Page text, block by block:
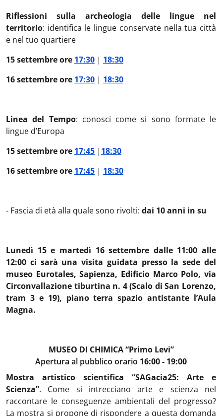
Riflessioni sulla archeologia delle lingue nel
territorio: identifica le lingue conservate nella tua città
e nel tuo quartiere
15 settembre ore 17:30 | 18:30
16 settembre ore 17:30 | 18:30
Linea del Tempo: conosci come si sono formate le
lingue d’Europa
15 settembre ore 17:45 | 18:30
16 settembre ore 17:45 | 18:30
- Fascia di età alla quale sono rivolti: dai 10 anni in su
Lunedì 15 e martedì 16 settembre dalle 11:00 alle
12:00 ci sarà una visita guidata presso la sede del
museo Eurotales, Sapienza, Edificio Marco Polo, via
Circonvallazione tiburtina n. 4 (Scalo di San Lorenzo,
tram 3 e 19), piano terra spazio antistante l’Aula
Magna.
MUSEO DI CHIMICA “Primo Levi”
Apertura al pubblico orario 16:00 - 19:00
Mostra artistico scientifica “SAGacia25: Arte e
Scienza”. Come si intrecciano arte e scienza nel
raccontare le conseguenze ambientali del progresso?
La mostra si propone di rispondere a questa domanda